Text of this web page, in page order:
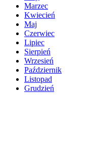
Marzec
Kwiecień
Maj
Czerwiec
Lipiec
Sierpień
Wrzesień
Październik
Listopad
Grudzień